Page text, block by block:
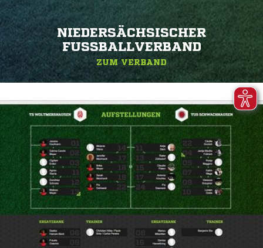
NIEDERSÄCHSISCHER
FUSSBALLVERBAND
ZUM VERBAND